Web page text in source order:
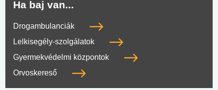
Ha baj van...
Drogambulanciák
Lelkisegély-szolgálatok
Gyermekvédelmi központok
Orvoskereső